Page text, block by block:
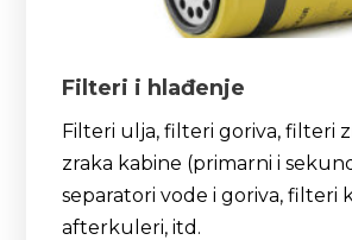
Filteri i hlađenje
Filteri ulja, filteri goriva, filteri
zraka kabine (primarni i
separatori vode i goriva, filteri
afterkuleri, itd.